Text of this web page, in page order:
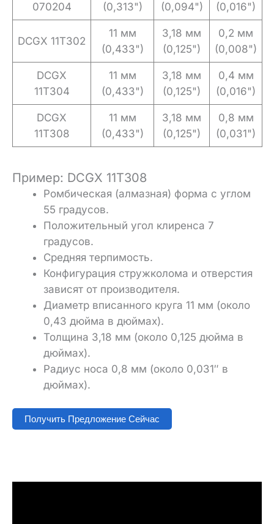
070204 (0,313") (0,094") (0,016")
DCGX 11T302
11 мм
(0,433")
3,18 мм
(0,125")
0,2 мм
(0,008")
DCGX
11T304
11 мм
(0,433")
3,18 мм
(0,125")
0,4 мм
(0,016")
DCGX
11T308
11 мм
(0,433")
3,18 мм
(0,125")
0,8 мм
(0,031")
Пример: DCGX 11T308
Ромбическая (алмазная) форма с углом
55 градусов.
Положительный угол клиренса 7
градусов.
Средняя терпимость.
Конфигурация стружколома и отверстия
зависят от производителя.
Диаметр вписанного круга 11 мм (около
0,43 дюйма в дюймах).
Толщина 3,18 мм (около 0,125 дюйма в
дюймах).
Радиус носа 0,8 мм (около 0,031″ в
дюймах).
Получить Предложение Сейчас